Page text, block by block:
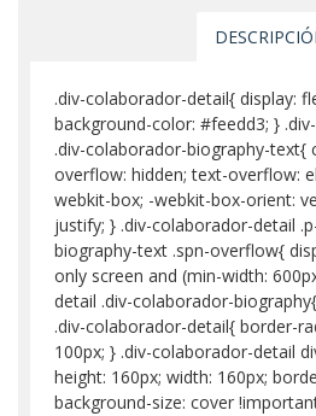
.div-colaborador-detail{ display:
background-color: #feedd3; }
.div-colaborador-biography-text{
overflow: hidden; text-overflow:
webkit-box; -webkit-box-orient:
justify; } .div-colaborador-detail
biography-text .spn-overflow{
only screen and (min-width:
detail .div-colaborador-
.div-colaborador-detail{ border-
100px; } .div-colaborador-detail
height: 160px; width: 160px;
background-size: cover